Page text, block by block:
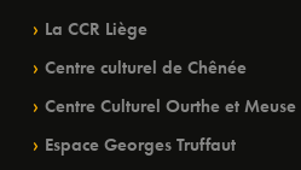
La CCR Liège
Centre culturel de Chênée
Centre Culturel Ourthe et Meuse
Espace Georges Truffaut